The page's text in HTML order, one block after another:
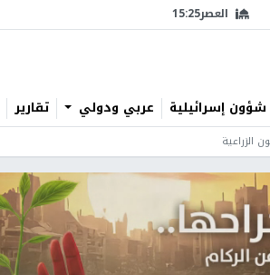
العصر15:25
شؤون إسرائيلية عربي ودولي تقارير
الزراعية